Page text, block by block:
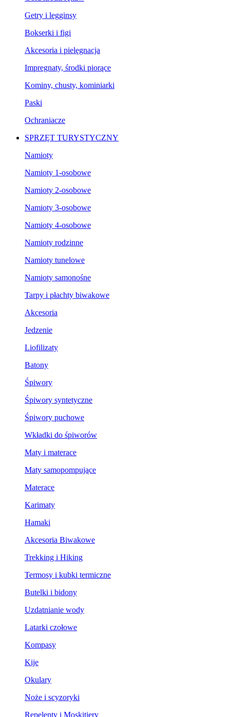
Getry i legginsy
Bokserki i figi
Akcesoria i pielęgnacja
Impregnaty, środki piorące
Kominy, chusty, kominiarki
Paski
Ochraniacze
SPRZĘT TURYSTYCZNY
Namioty
Namioty 1-osobowe
Namioty 2-osobowe
Namioty 3-osobowe
Namioty 4-osobowe
Namioty rodzinne
Namioty tunelowe
Namioty samonośne
Tarpy i płachty biwakowe
Akcesoria
Jedzenie
Liofilizaty
Batony
Śpiwory
Śpiwory syntetyczne
Śpiwory puchowe
Wkładki do śpiworów
Maty i materace
Maty samopompujące
Materace
Karimaty
Hamaki
Akcesoria Biwakowe
Trekking i Hiking
Termosy i kubki termiczne
Butelki i bidony
Uzdatnianie wody
Latarki czołowe
Kompasy
Kije
Okulary
Noże i scyzoryki
Repelenty i Moskitiery